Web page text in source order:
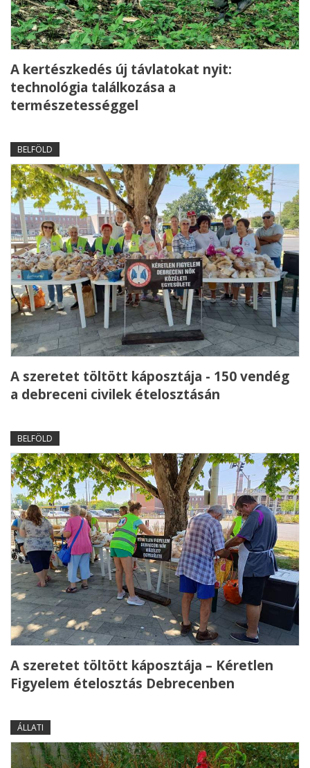
A kertészkedés új távlatokat nyit:
technológia találkozása a
természetességgel
BELFÖLD
A szeretet töltött káposztája - 150 vendég
a debreceni civilek ételosztásán
BELFÖLD
A szeretet töltött káposztája – Kéretlen
Figyelem ételosztás Debrecenben
ÁLLATI